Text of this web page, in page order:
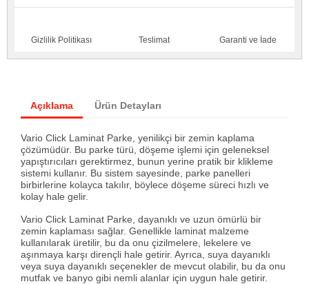
Gizlilik Politikası Teslimat Garanti ve İade
Açıklama Ürün Detayları
Vario Click Laminat Parke, yenilikçi bir zemin kaplama
çözümüdür. Bu parke türü, döşeme işlemi için geleneksel
yapıştırıcıları gerektirmez, bunun yerine pratik bir klikleme
sistemi kullanır. Bu sistem sayesinde, parke panelleri
birbirlerine kolayca takılır, böylece döşeme süreci hızlı ve
kolay hale gelir.
Vario Click Laminat Parke, dayanıklı ve uzun ömürlü bir
zemin kaplaması sağlar. Genellikle laminat malzeme
kullanılarak üretilir, bu da onu çizilmelere, lekelere ve
aşınmaya karşı dirençli hale getirir. Ayrıca, suya dayanıklı
veya suya dayanıklı seçenekler de mevcut olabilir, bu da onu
mutfak ve banyo gibi nemli alanlar için uygun hale getirir.